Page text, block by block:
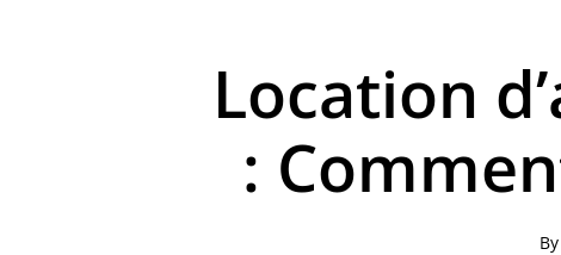
Location
:
By